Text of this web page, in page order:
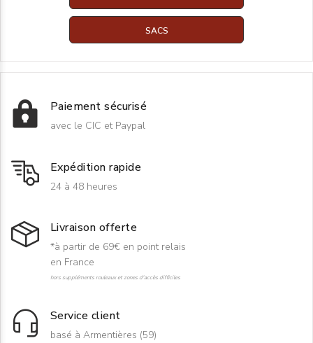
SACS
Paiement sécurisé
avec le CIC et Paypal
Expédition rapide
24 à 48 heures
Livraison offerte
*à partir de 69€ en point relais
en France
hors suppléments rouleaux et zones d'accès difficiles
Service client
basé à Armentières (59)